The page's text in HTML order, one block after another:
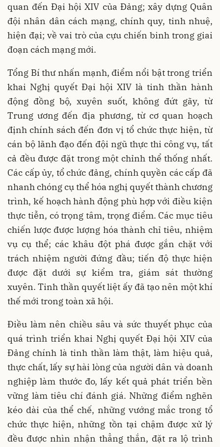
quan đến Đại hội XIV của Đảng; xây dựng Quân
đội nhân dân cách mạng, chính quy, tinh nhuệ,
hiện đại; về vai trò của cựu chiến binh trong giai
đoạn cách mạng mới.
Tổng Bí thư nhấn mạnh, điểm nổi bật trong triển
khai Nghị quyết Đại hội XIV là tinh thần hành
động đồng bộ, xuyên suốt, không đứt gãy, từ
Trung ương đến địa phương, từ cơ quan hoạch
định chính sách đến đơn vị tổ chức thực hiện, từ
cán bộ lãnh đạo đến đội ngũ thực thi công vụ, tất
cả đều được đặt trong một chỉnh thể thống nhất.
Các cấp ủy, tổ chức đảng, chính quyền các cấp đã
nhanh chóng cụ thể hóa nghị quyết thành chương
trình, kế hoạch hành động phù hợp với điều kiện
thực tiễn, có trọng tâm, trọng điểm. Các mục tiêu
chiến lược được lượng hóa thành chỉ tiêu, nhiệm
vụ cụ thể; các khâu đột phá được gắn chặt với
trách nhiệm người đứng đầu; tiến độ thực hiện
được đặt dưới sự kiểm tra, giám sát thường
xuyên. Tinh thần quyết liệt ấy đã tạo nên một khí
thế mới trong toàn xã hội.
Điều làm nên chiều sâu và sức thuyết phục của
quá trình triển khai Nghị quyết Đại hội XIV của
Đảng chính là tinh thần làm thật, làm hiệu quả,
thực chất, lấy sự hài lòng của người dân và doanh
nghiệp làm thước đo, lấy kết quả phát triển bền
vững làm tiêu chí đánh giá. Những điểm nghẽn
kéo dài của thể chế, những vướng mắc trong tổ
chức thực hiện, những tồn tại chậm được xử lý
đều được nhìn nhận thẳng thắn, đặt ra lộ trình